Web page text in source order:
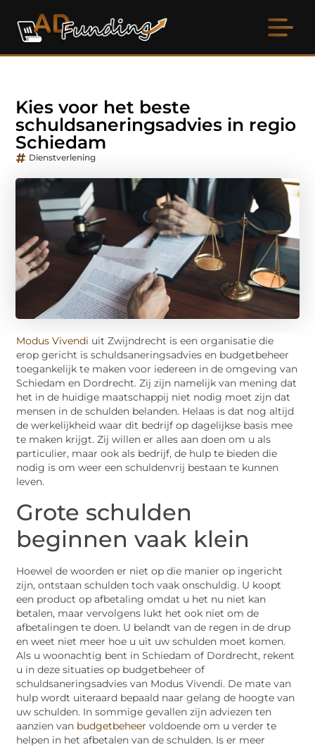
Kies voor het beste
schuldsaneringsadvies in regio
Schiedam
Dienstverlening
Modus Vivendi uit Zwijndrecht is een organisatie die
erop gericht is schuldsaneringsadvies en budgetbeheer
toegankelijk te maken voor iedereen in de omgeving van
Schiedam en Dordrecht. Zij zijn namelijk van mening dat
het in de huidige maatschappij niet nodig moet zijn dat
mensen in de schulden belanden. Helaas is dat nog altijd
de werkelijkheid waar dit bedrijf op dagelijkse basis mee
te maken krijgt. Zij willen er alles aan doen om u als
particulier, maar ook als bedrijf, de hulp te bieden die
nodig is om weer een schuldenvrij bestaan te kunnen
leven.
Grote schulden
beginnen vaak klein
Hoewel de woorden er niet op die manier op ingericht
zijn, ontstaan schulden toch vaak onschuldig. U koopt
een product op afbetaling omdat u het nu niet kan
betalen, maar vervolgens lukt het ook niet om de
afbetalingen te doen. U belandt van de regen in de drup
en weet niet meer hoe u uit uw schulden moet komen.
Als u woonachtig bent in Schiedam of Dordrecht, rekent
u in deze situaties op budgetbeheer of
schuldsaneringsadvies van Modus Vivendi. De mate van
hulp wordt uiteraard bepaald naar gelang de hoogte van
uw schulden. In sommige gevallen zijn adviezen ten
aanzien van budgetbeheer voldoende om u verder te
helpen in het afbetalen van de schulden. Is er meer